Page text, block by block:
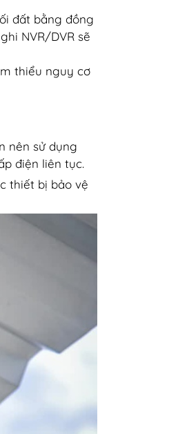
đất bằng đồng
NVR/DVR sẽ
thiểu nguy cơ
nên sử dụng
điện liên tục.
thiết bị bảo vệ